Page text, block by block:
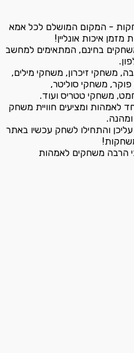
- המקום המושלם לכל אמא
איכות אונליין!
בחינם, המתאימים למחשב
משחקי זיכרון, משחקי מילים,
משחקי סוליטר,
משחקי טטריס ועוד.
לאמהות ומציעים חוויית משחק
והתחילו לשחק עכשיו באתר
הרבה משחקים לאמהות